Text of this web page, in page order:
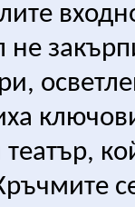
не
театър,